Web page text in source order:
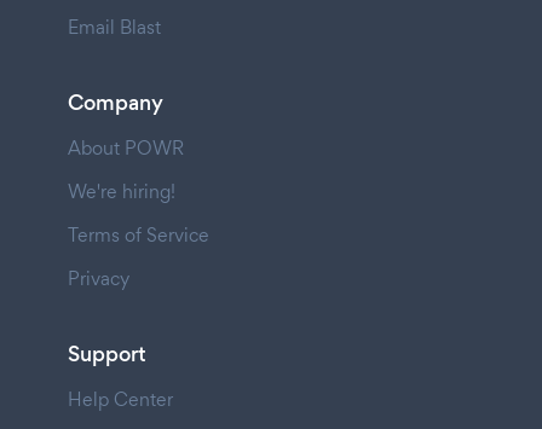
Email Blast
Company
About POWR
We're hiring!
Terms of Service
Privacy
Support
Help Center